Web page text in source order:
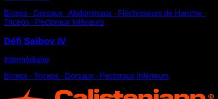
Biceps ∙ Dorsaux ∙ Abdominaux ∙ Fléchisseurs de Hanche ∙
Triceps ∙ Pectoraux Inférieurs
Défi Saibov IV
Intermédiaire
Biceps ∙ Triceps ∙ Dorsaux ∙ Pectoraux Inférieurs